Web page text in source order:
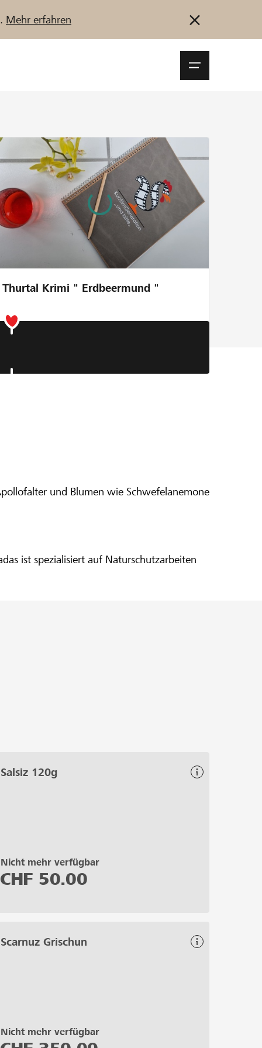
Mehr erfahren
Jetzt starten
Thurtal Krimi " Erdbeermund "
und Blumen wie Schwefelanemone
ist spezialisiert auf Naturschutzarbeiten
Salsiz 120g
Nicht mehr verfügbar
CHF 50.00
Scarnuz Grischun
Nicht mehr verfügbar